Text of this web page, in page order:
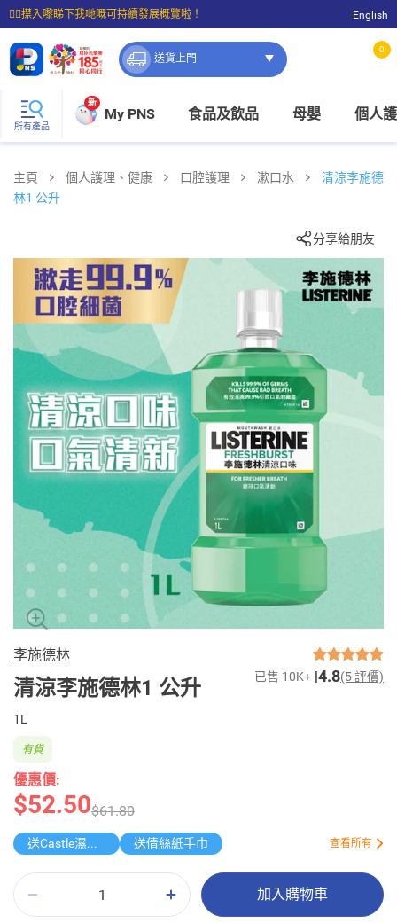
☝🏼㩒入嚟睇下我哋嘅可持續發展概覽啦！
⭐購物滿$399即享免費送貨；滿$100即可免費店取。
English
送貨上門
0
所有產品
新
My PNS 食品及飲品 母嬰 個人
主頁 個人護理、健康 口腔護理 漱口水
清涼李施德
林1 公升
分享給朋友
李施德林
清涼李施德林1 公升 已售 10K+ 4.8(5 評價)
1L
優惠價:
$52.50$61.80
有貨
送Castle濕紙巾 送倩絲紙手巾 查看所有
加入購物車